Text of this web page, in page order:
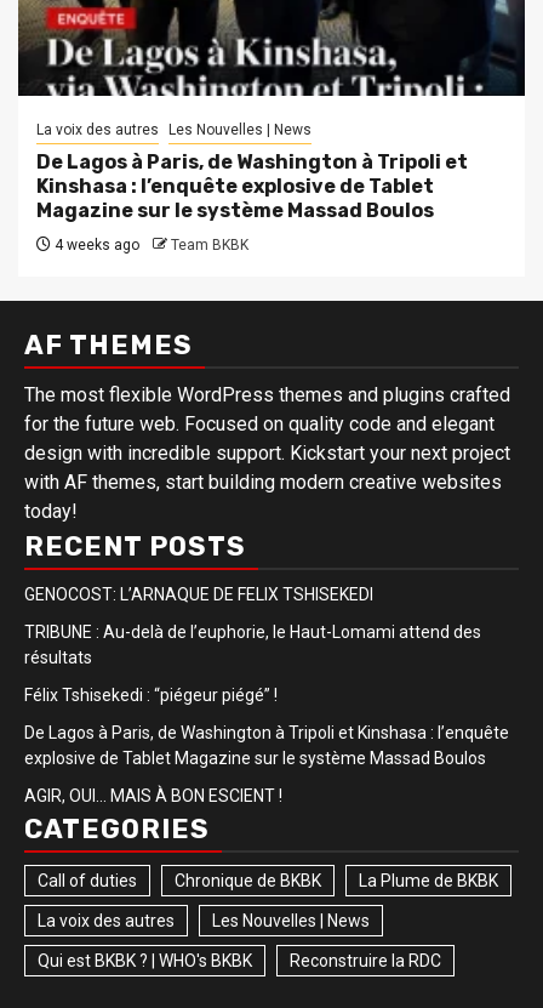
La voix des autres Les Nouvelles | News
De Lagos à Paris, de Washington à Tripoli et
Kinshasa : l’enquête explosive de Tablet
Magazine sur le système Massad Boulos
4 weeks ago Team BKBK
AF THEMES
The most flexible WordPress themes and plugins crafted
for the future web. Focused on quality code and elegant
design with incredible support. Kickstart your next project
with AF themes, start building modern creative websites
today!
RECENT POSTS
GENOCOST: L’ARNAQUE DE FELIX TSHISEKEDI
TRIBUNE : Au-delà de l’euphorie, le Haut-Lomami attend des
résultats
Félix Tshisekedi : “piégeur piégé” !
De Lagos à Paris, de Washington à Tripoli et Kinshasa : l’enquête
explosive de Tablet Magazine sur le système Massad Boulos
AGIR, OUI… MAIS À BON ESCIENT !
CATEGORIES
Call of duties Chronique de BKBK La Plume de BKBK
La voix des autres Les Nouvelles | News
Qui est BKBK ? | WHO's BKBK Reconstruire la RDC